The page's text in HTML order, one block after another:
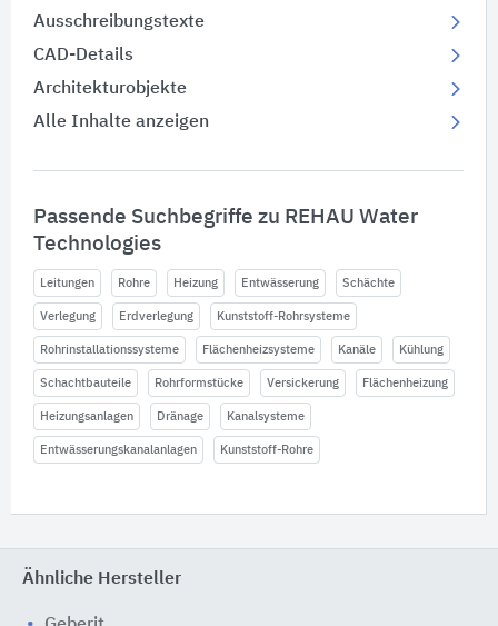
Ausschreibungstexte
CAD-Details
Architekturobjekte
Alle Inhalte anzeigen
Passende Suchbegriffe zu REHAU Water
Technologies
Leitungen Rohre Heizung Entwässerung Schächte
Verlegung Erdverlegung Kunststoff-Rohrsysteme
Rohrinstallationssysteme Flächenheizsysteme Kanäle Kühlung
Schachtbauteile Rohrformstücke Versickerung Flächenheizung
Heizungsanlagen Dränage Kanalsysteme
Entwässerungskanalanlagen Kunststoff-Rohre
Ähnliche Hersteller